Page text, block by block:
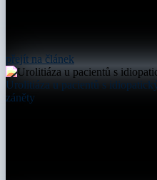
přejít na článek
Urolitiáza u pacientů s
záněty